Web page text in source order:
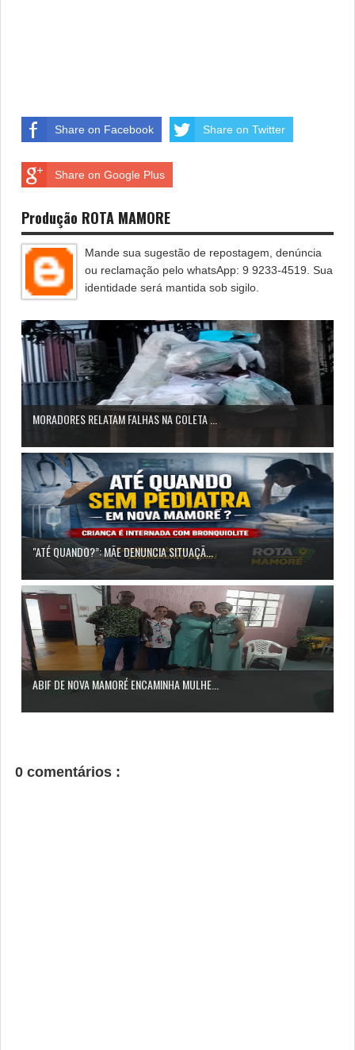
Share on Facebook Share on Twitter
Share on Google Plus
Produção ROTA MAMORE
Mande sua sugestão de repostagem, denúncia
ou reclamação pelo whatsApp: 9 9233-4519. Sua
identidade será mantida sob sigilo.
MORADORES RELATAM FALHAS NA COLETA ...
"ATÉ QUANDO?”: MÃE DENUNCIA SITUAÇÃ...
ABIF DE NOVA MAMORÉ ENCAMINHA MULHE...
0 comentários :